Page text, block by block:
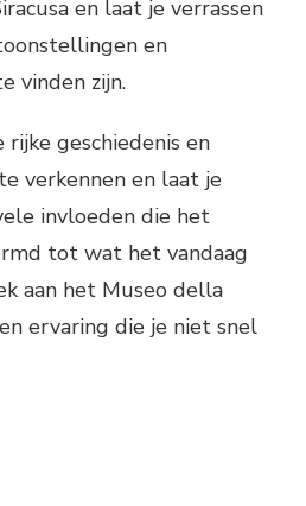
en laat je verrassen
en
vinden zijn.
geschiedenis en
verkennen en laat je
invloeden die het
tot wat het vandaag
aan het Museo della
ervaring die je niet snel